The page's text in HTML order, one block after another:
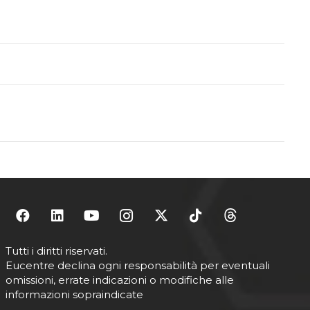
Tutti i diritti riservati.
Eucentre declina ogni responsabilità per eventuali
omissioni, errate indicazioni o modifiche alle
informazioni sopraindicate